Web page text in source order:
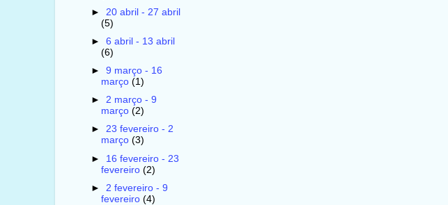
► 20 abril - 27 abril
(5)
► 6 abril - 13 abril
(6)
► 9 março - 16
março (1)
► 2 março - 9
março (2)
► 23 fevereiro - 2
março (3)
► 16 fevereiro - 23
fevereiro (2)
► 2 fevereiro - 9
fevereiro (4)